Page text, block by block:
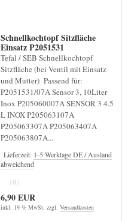
Schnellkochtopf Sitzfläche
Einsatz P2051531
Tefal / SEB Schnellkochtopf
Sitzfläche (bei Ventil mit Einsatz
und Mutter) Passend für:
P2051531/07A Sensor 3, 10Liter
Inox P205060007A SENSOR 3 4.5
L INOX P205063107A
P205063307A P205063407A
P205063807A...
Lieferzeit: 1-5 Werktage DE / Ausland
abweichend
(0)
6,90 EUR
inkl. 19 % MwSt. zzgl. Versandkosten